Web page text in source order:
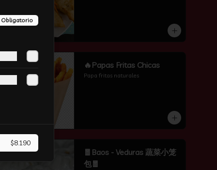
-13% 🔥Papas Fritas Chicas
Papa fritas naturales
50
🧧Baos - Veduras 蔬菜小笼
包🧧
Obligatorio
$8.190